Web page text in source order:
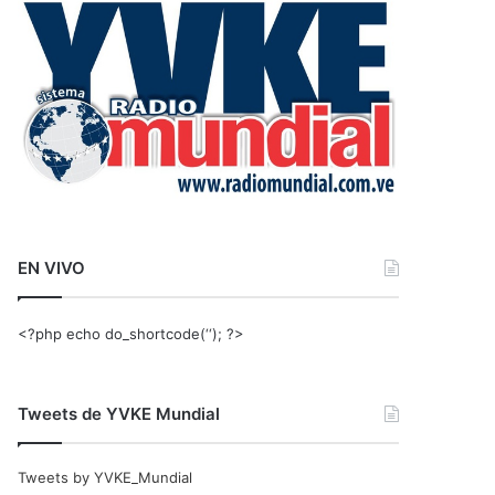
r
EN VIVO
<?php echo do_shortcode(‘‘); ?>
Tweets de YVKE Mundial
Tweets by YVKE_Mundial